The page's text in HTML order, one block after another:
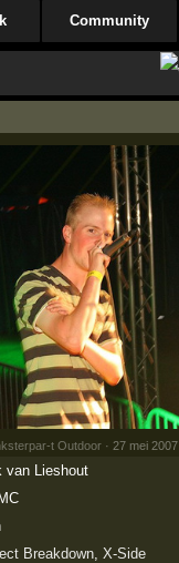
Community
t Outdoor· 27 mei 2007
van Lieshout
MC
Breakdown, X-Side